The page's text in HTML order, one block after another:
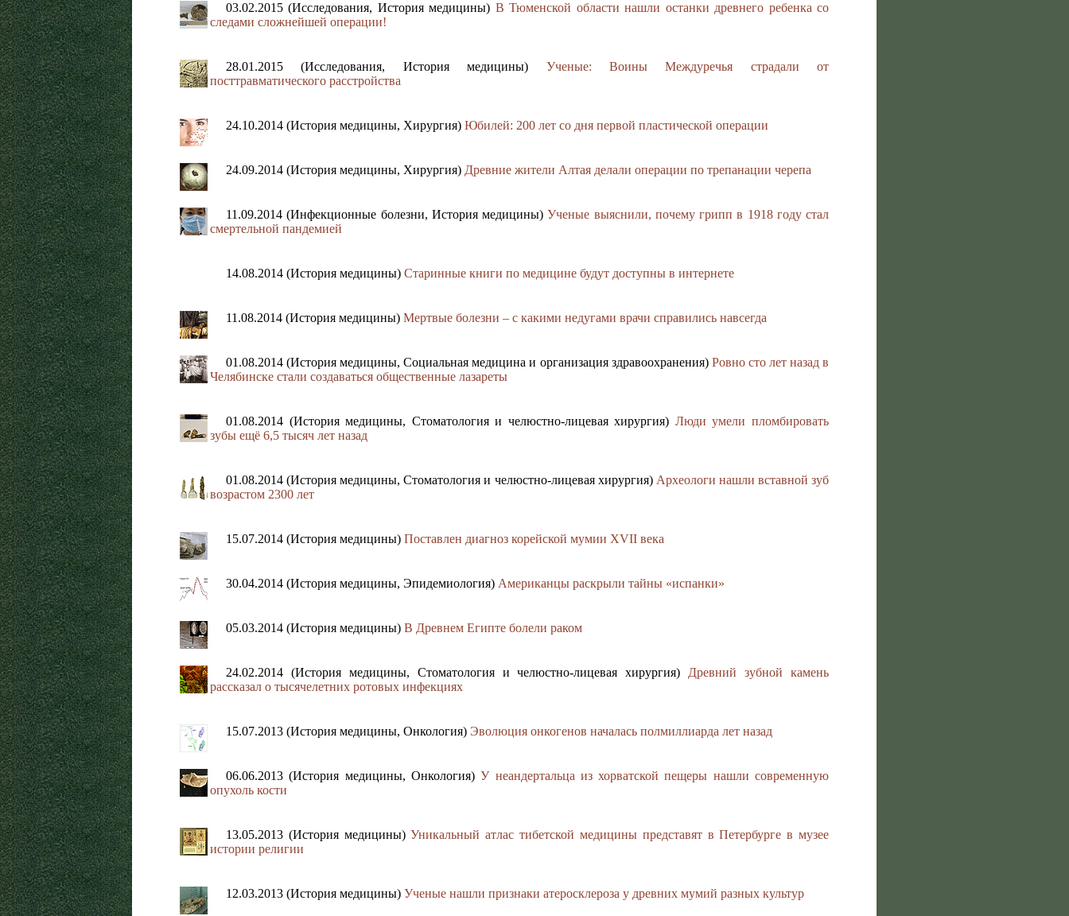
03.02.2015 (Исследования, История медицины) В Тюменской области нашли останки древнего ребенка со
следами сложнейшей операции!
28.01.2015 (Исследования, История медицины) Ученые: Воины Междуречья страдали от
посттравматического расстройства
24.10.2014 (История медицины, Хирургия) Юбилей: 200 лет со дня первой пластической операции
24.09.2014 (История медицины, Хирургия) Древние жители Алтая делали операции по трепанации черепа
11.09.2014 (Инфекционные болезни, История медицины)Ученые выяснили, почему грипп в 1918 году стал
смертельной пандемией
14.08.2014 (История медицины) Старинные книги по медицине будут доступны в интернете
11.08.2014 (История медицины) Мертвые болезни – c какими недугами врачи справились навсегда
01.08.2014 (История медицины, Социальная медицина и организация здравоохранения) Ровно сто лет назад в
Челябинске стали создаваться общественные лазареты
01.08.2014 (История медицины, Стоматология и челюстно-лицевая хирургия) Люди умели пломбировать
зубы ещё 6,5 тысяч лет назад
01.08.2014 (История медицины, Стоматология и челюстно-лицевая хирургия) Археологи нашли вставной зуб
возрастом 2300 лет
15.07.2014 (История медицины) Поставлен диагноз корейской мумии XVII века
30.04.2014 (История медицины, Эпидемиология) Американцы раскрыли тайны «испанки»
05.03.2014 (История медицины) В Древнем Египте болели раком
24.02.2014 (История медицины, Стоматология и челюстно-лицевая хирургия) Древний зубной камень
рассказал о тысячелетних ротовых инфекциях
15.07.2013 (История медицины, Онкология) Эволюция онкогенов началась полмиллиарда лет назад
06.06.2013 (История медицины, Онкология)У неандертальца из хорватской пещеры нашли современную
опухоль кости
13.05.2013 (История медицины)Уникальный атлас тибетской медицины представят в Петербурге в музее
истории религии
12.03.2013 (История медицины) Ученые нашли признаки атеросклероза у древних мумий разных культур